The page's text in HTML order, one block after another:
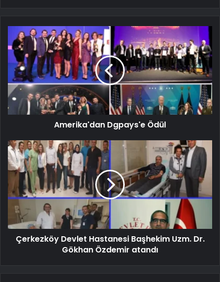
Amerika'dan Dgpays'e Ödül
Çerkezköy Devlet Hastanesi Başhekim Uzm. Dr.
Gökhan Özdemir atandı